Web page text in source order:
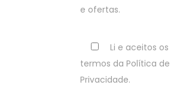
e ofertas.
Li e aceitos os
termos da Política de
Privacidade.